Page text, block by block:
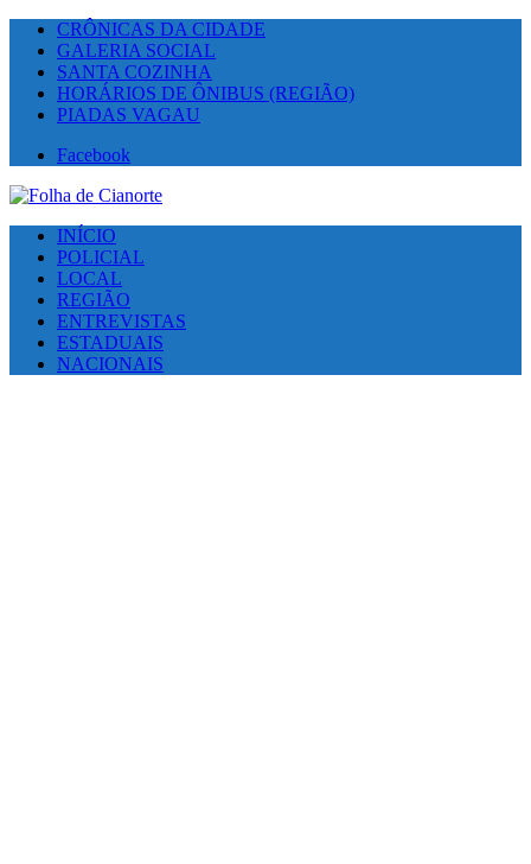
CRÔNICAS DA CIDADE
GALERIA SOCIAL
SANTA COZINHA
HORÁRIOS DE ÔNIBUS (REGIÃO)
PIADAS VAGAU
Facebook
INÍCIO
POLICIAL
LOCAL
REGIÃO
ENTREVISTAS
ESTADUAIS
NACIONAIS